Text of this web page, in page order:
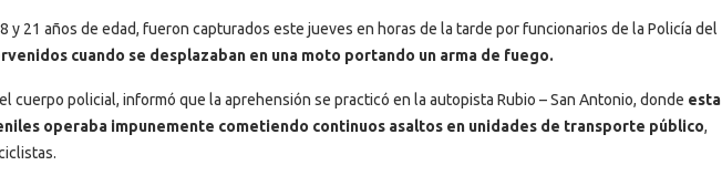
y 21 años de edad, fueron capturados este jueves en horas de la tarde por funcionarios de la Policía del
cuando se desplazaban en una moto portando un arma de fuego.
cuerpo policial, informó que la aprehensión se practicó en la autopista Rubio – San Antonio, donde esta
operaba impunemente cometiendo continuos asaltos en unidades de transporte público,